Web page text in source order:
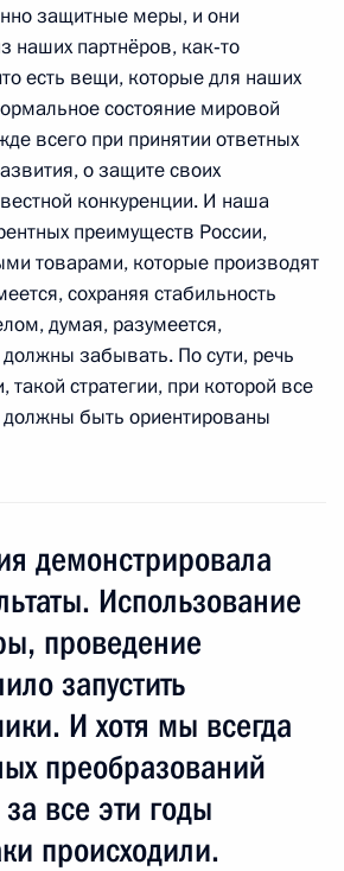
Главы
губернатора
защитные меры, и они
наших партнёров, как‑то
есть вещи, которые для наших
состояние мировой
всего при принятии ответных
о защите своих
конкуренции. И наша
преимуществ России,
товарами, которые производят
сохраняя стабильность
думая, разумеется,
забывать. По сути, речь
стратегии, при которой все
должны быть ориентированы
демонстрировала
Использование
проведение
запустить
И хотя мы всегда
преобразований
все эти годы
происходили.